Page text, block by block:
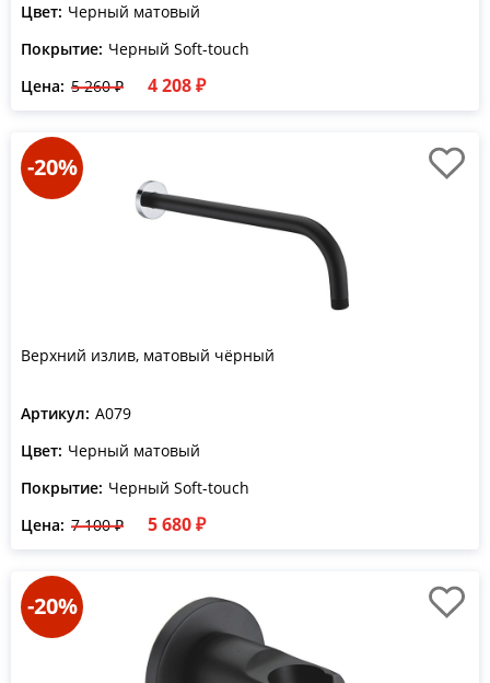
Цвет: Черный матовый
Покрытие: Черный Soft-touch
Цена: 5 260 ₽ 4 208 ₽
-20%
Верхний излив, матовый чёрный
Артикул: A079
Цвет: Черный матовый
Покрытие: Черный Soft-touch
Цена: 7 100 ₽ 5 680 ₽
-20%